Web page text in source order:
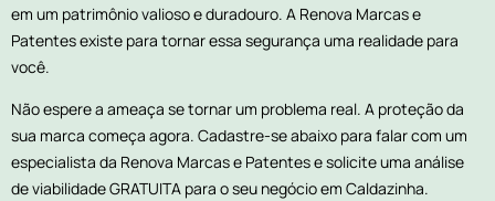
em um patrimônio valioso e duradouro. A Renova Marcas e
Patentes existe para tornar essa segurança uma realidade para
você.
Não espere a ameaça se tornar um problema real. A proteção da
sua marca começa agora. Cadastre-se abaixo para falar com um
especialista da Renova Marcas e Patentes e solicite uma análise
de viabilidade GRATUITA para o seu negócio em Caldazinha.